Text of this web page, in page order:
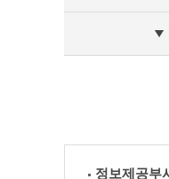
형
이
글
정보제공부